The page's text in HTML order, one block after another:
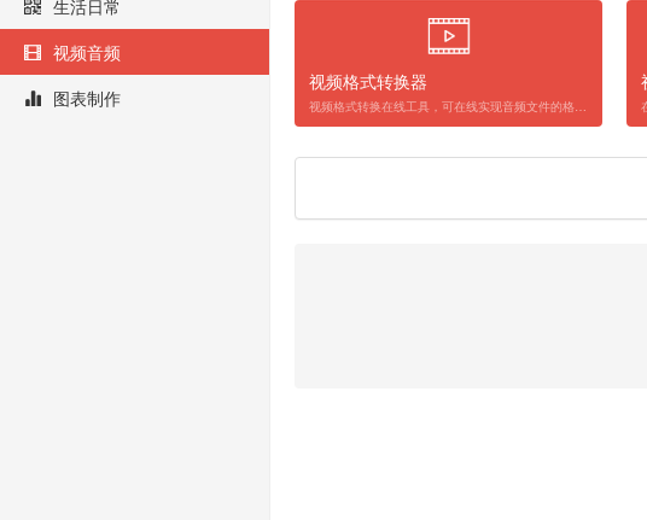
生活日常
视频音频
图表制作
视频格式转换器
视频格式转换在线工具，可在线实现音频文件的格式转换，针对不同格式的视频文件，都可实现一键转换。